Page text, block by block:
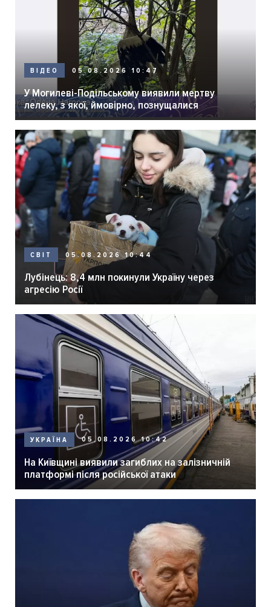
ВІДЕО 05.08.2026 10:47
У Могилеві-Подільському виявили мертву
лелеку, з якої, ймовірно, познущалися
СВІТ 05.08.2026 10:44
Лубінець: 8,4 млн покинули Україну через
агресію Росії
УКРАЇНА 05.08.2026 10:42
На Київщині виявили загиблих на залізничній
платформі після російської атаки